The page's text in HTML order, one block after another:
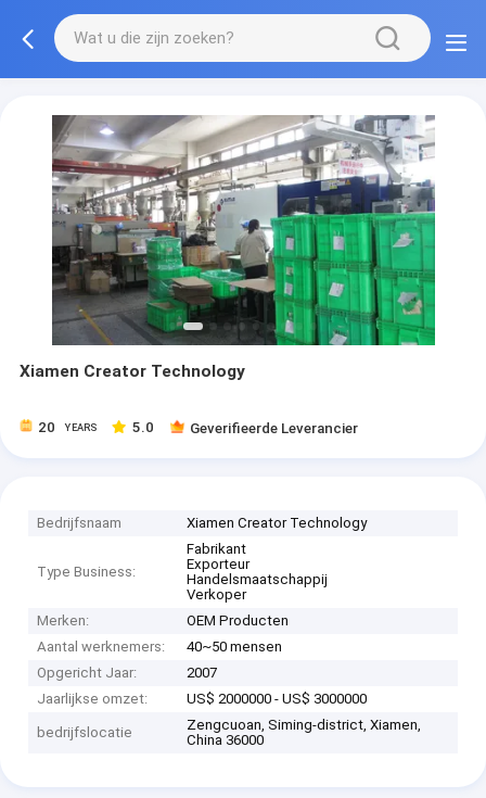
Xiamen Creator Technology
20 YEARS 5.0 Geverifieerde Leverancier
Bedrijfsnaam Xiamen Creator Technology
Type Business:
Fabrikant
Exporteur
Handelsmaatschappij
Verkoper
Merken:
OEM Producten
Aantal werknemers:
40~50 mensen
Opgericht Jaar:
2007
Jaarlijkse omzet:
US$ 2000000 - US$ 3000000
bedrijfslocatie
Zengcuoan, Siming-district, Xiamen,
China 36000